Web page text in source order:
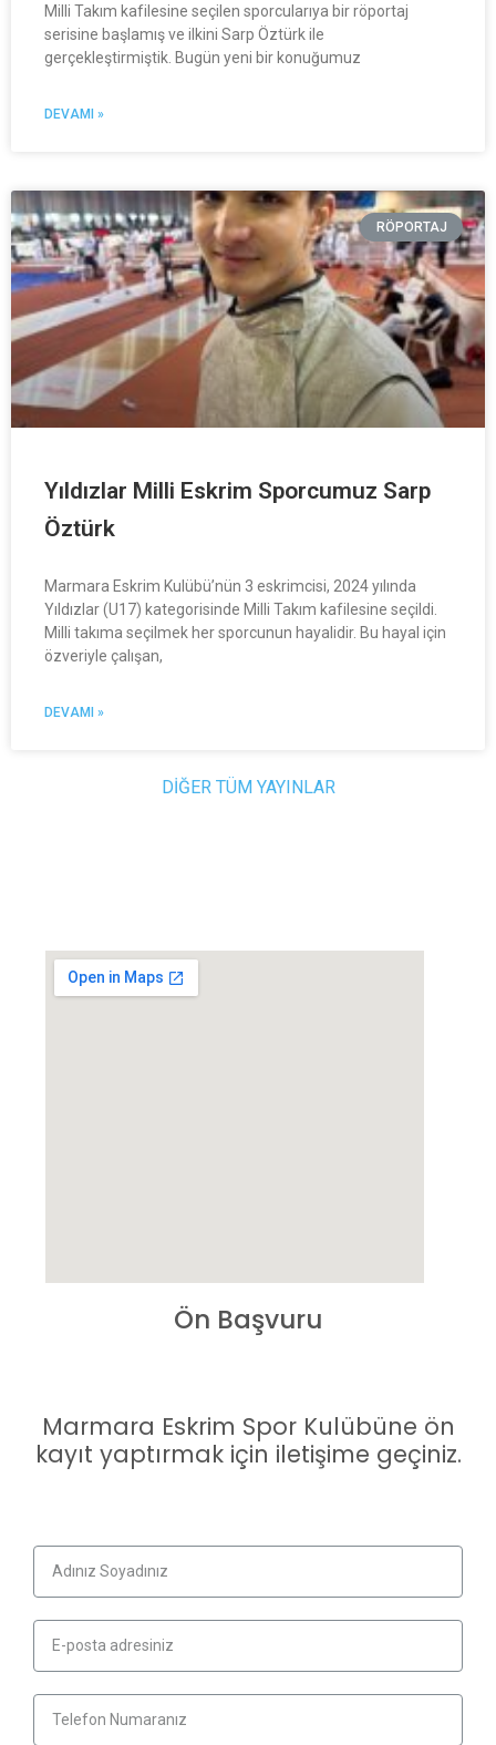
Milli Takım kafilesine seçilen sporcularıya bir röportaj
serisine başlamış ve ilkini Sarp Öztürk ile
gerçekleştirmiştik. Bugün yeni bir konuğumuz
DEVAMI »
RÖPORTAJ
Yıldızlar Milli Eskrim Sporcumuz Sarp
Öztürk
Marmara Eskrim Kulübü’nün 3 eskrimcisi, 2024 yılında
Yıldızlar (U17) kategorisinde Milli Takım kafilesine seçildi.
Milli takıma seçilmek her sporcunun hayalidir. Bu hayal için
özveriyle çalışan,
DEVAMI »
DİĞER TÜM YAYINLAR
Ön Başvuru
Marmara Eskrim Spor Kulübüne ön
kayıt yaptırmak için iletişime geçiniz.